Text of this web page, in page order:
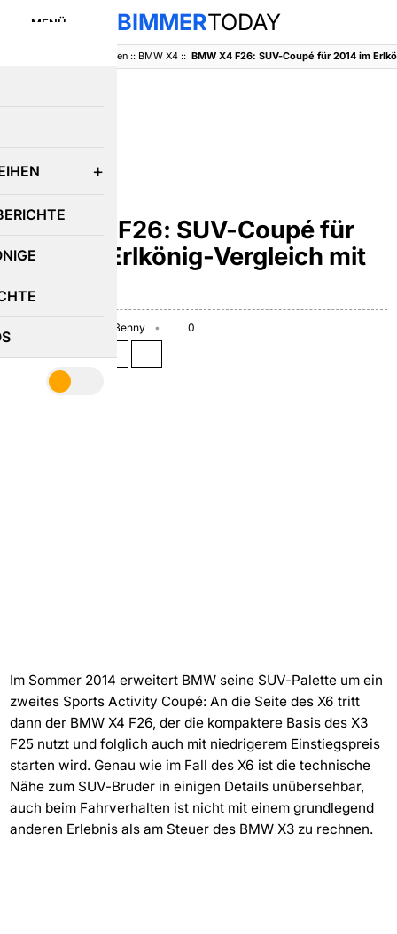
MENÜ BIMMERTODAY
Baureihen:: BMW X4::
BMW X4 F26: SUV-Coupé für
2014 im Erlkönig-Vergleich mit
dem X3
Benny
0
Im Sommer 2014 erweitert BMW seine SUV-Palette um ein
zweites Sports Activity Coupé: An die Seite des X6 tritt
dann der BMW X4 F26, der die kompaktere Basis des X3
F25 nutzt und folglich auch mit niedrigerem Einstiegspreis
starten wird. Genau wie im Fall des X6 ist die technische
Nähe zum SUV-Bruder in einigen Details unübersehbar,
auch beim Fahrverhalten ist nicht mit einem grundlegend
anderen Erlebnis als am Steuer des BMW X3 zu rechnen.